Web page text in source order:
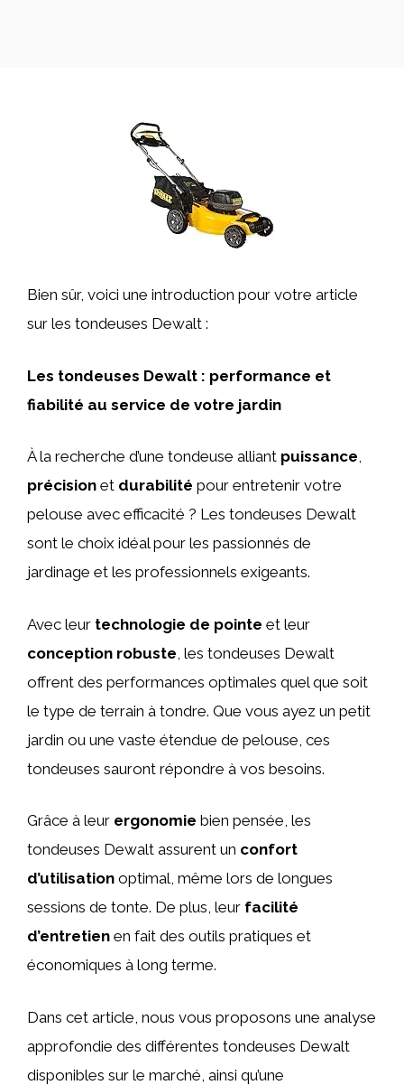
Bien sûr, voici une introduction pour votre article
sur les tondeuses Dewalt :
Les tondeuses Dewalt : performance et
fiabilité au service de votre jardin
À la recherche d’une tondeuse alliant puissance,
précision et durabilité pour entretenir votre
pelouse avec efficacité ? Les tondeuses Dewalt
sont le choix idéal pour les passionnés de
jardinage et les professionnels exigeants.
Avec leur technologie de pointe et leur
conception robuste , les tondeuses Dewalt
offrent des performances optimales quel que soit
le type de terrain à tondre. Que vous ayez un petit
jardin ou une vaste étendue de pelouse, ces
tondeuses sauront répondre à vos besoins.
Grâce à leur ergonomie bien pensée, les
tondeuses Dewalt assurent un confort
d’utilisation optimal, même lors de longues
sessions de tonte. De plus, leur facilité
d’entretien en fait des outils pratiques et
économiques à long terme.
Dans cet article, nous vous proposons une analyse
approfondie des différentes tondeuses Dewalt
disponibles sur le marché, ainsi qu’une